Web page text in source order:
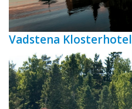
Vadstena Klosterhotel